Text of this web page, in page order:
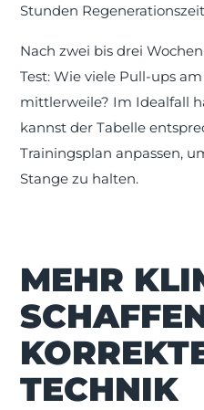
Stunden
Nach zwei bis drei
Test: Wie viele Pull-ups
mittlerweile? Im Idealfall
kannst der Tabelle
Trainingsplan anpassen,
Stange zu halten.
MEHR
TECHNIK